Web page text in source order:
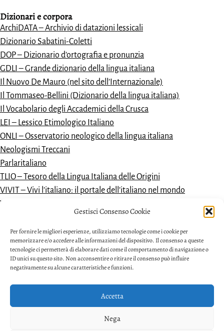
Gestisci Consenso Cookie
Per fornire le migliori esperienze, utilizziamo tecnologie come i cookie per
memorizzare e/o accedere alle informazioni del dispositivo. Il consenso a queste
tecnologie ci permetterà di elaborare dati come il comportamento di navigazione o
ID unici su questo sito. Non acconsentire o ritirare il consenso può influire
negativamente su alcune caratteristiche e funzioni.
Accetta
Nega
Dizionari ecorpora
ArchiDATA – Archivio di datazioni lessicali
Dizionario Sabatini-Coletti
DOP – Dizionario d’ortografia e pronunzia
GDLI – Grande dizionario della lingua italiana
Il Nuovo De Mauro (nel sito dell’Internazionale)
Il Tommaseo-Bellini (Dizionario della lingua italiana)
Il Vocabolario degli Accademici della Crusca
LEI – Lessico Etimologico Italiano
ONLI – Osservatorio neologico della lingua italiana
Neologismi Treccani
Parlaritaliano
TLIO – Tesoro della Lingua Italiana delle Origini
VIVIT – Vivi l’italiano: il portale dell’italiano nel mondo
Vocabolario dantesco
VoDIM – Vocabolario dell’italiano moderno